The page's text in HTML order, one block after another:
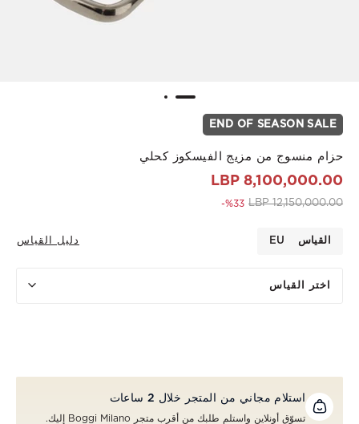
END OF SEASON SALE
حزام منسوج من مزيج الفيسكوز كحلي
8,100,000.00 LBP
Price reduced from
12,150,000.00 LBP
to 8,100,000.00 LBP
%33-
القياس EU دليل القياس
اختر القياس
استلام مجاني من المتجر خلال 2 ساعات
تسوّق أونلاين واستلم طلبك من أقرب متجر Boggi Milano إليك.